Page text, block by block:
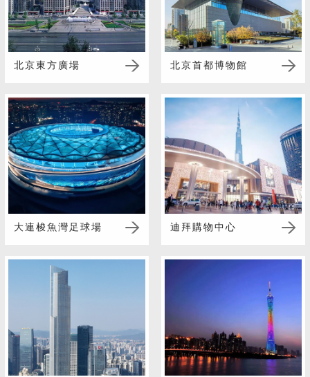
北京東方廣場 北京首都博物館
大連梭魚灣足球場 迪拜購物中心